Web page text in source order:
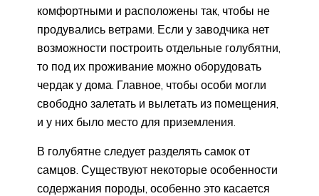
комфортными и расположены так, чтобы не
продувались ветрами. Если у заводчика нет
возможности построить отдельные голубятни,
то под их проживание можно оборудовать
чердак у дома. Главное, чтобы особи могли
свободно залетать и вылетать из помещения,
и у них было место для приземления.
В голубятне следует разделять самок от
самцов. Существуют некоторые особенности
содержания породы, особенно это касается